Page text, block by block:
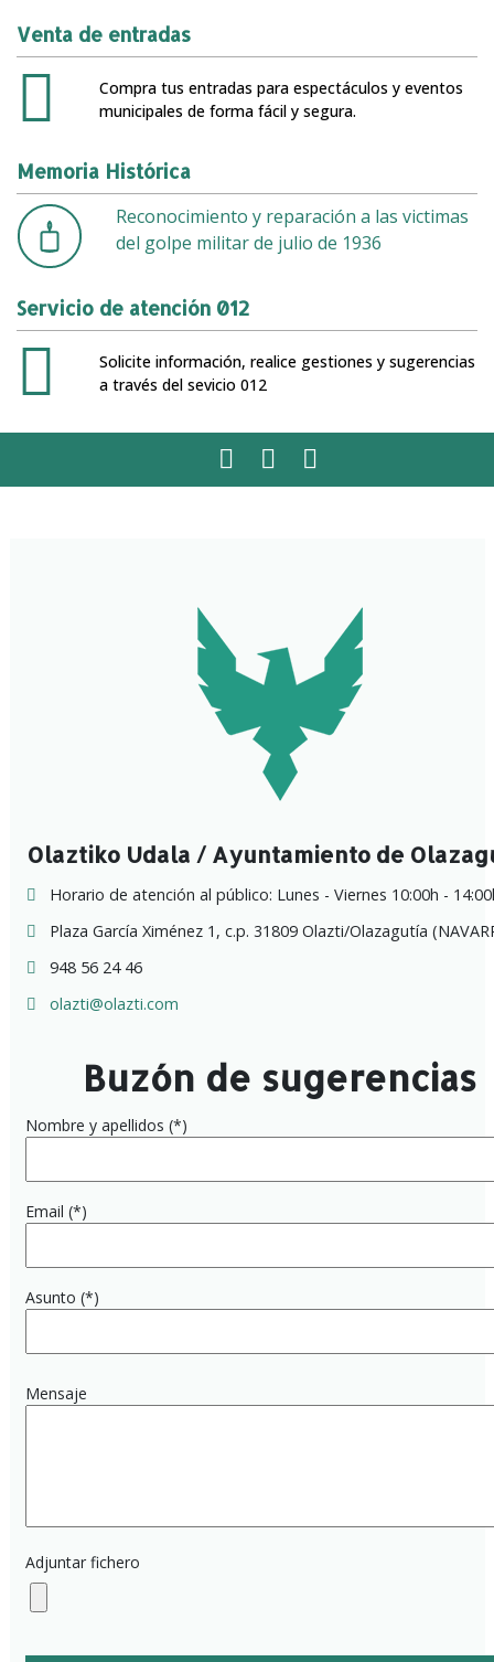
Venta de entradas
Compra tus entradas para espectáculos y eventos
municipales de forma fácil y segura.
Memoria Histórica
Reconocimiento y reparación a las victimas
del golpe militar de julio de 1936
Servicio de atención 012
Solicite información, realice gestiones y sugerencias
a través del sevicio 012
FacebookTwitterInstagram
Olaztiko Udala / Ayuntamiento de
Horario de atención al público: Lunes - Viernes 10:00h -
Plaza García Ximénez 1, c.p. 31809 Olazti/Olazagutía
948 56 24 46
olazti@olazti.com
Buzón de sugerencias
Nombre y apellidos (*)
Email (*)
Asunto (*)
Mensaje
Adjuntar fichero